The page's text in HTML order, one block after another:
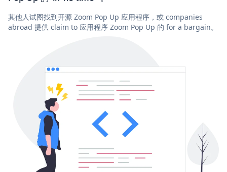
其他人试图找到开源 Zoom Pop Up 应用程序，或 companies
abroad 提供 claim to 应用程序 Zoom Pop Up 的 for a bargain。